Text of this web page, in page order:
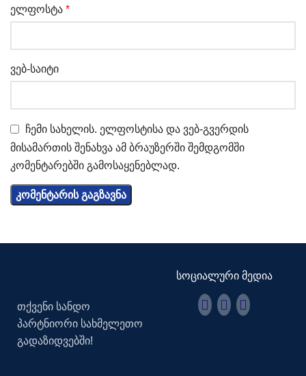
ელფოსტა *
ვებ-საიტი
ჩემი სახელის. ელფოსტისა და ვებ-გვერდის
მისამართის შენახვა ამ ბრაუზერში შემდგომში
კომენტარებში გამოსაყენებლად.
თქვენი სანდო
პარტნიორი სახმელეთო
გადაზიდვებში!
სოციალური მედია